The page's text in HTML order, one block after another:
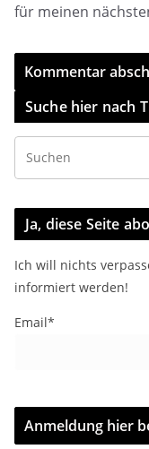
für meinen
Suche hier nach
Ja, diese Seite
Ich will nichts
informiert werden!
Email*